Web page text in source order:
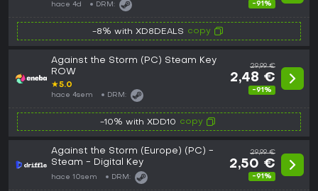
hace 4d DRM: -91%
-8% with XD8DEALS copy
Against the Storm (PC) Steam Key
ROW
★5.0
hace 4sem DRM:
29,99 €
2,48 €
-91%
-10% with XDD10 copy
Against the Storm (Europe) (PC) -
Steam - Digital Key
hace 10sem DRM:
29,99 €
2,50 €
-91%